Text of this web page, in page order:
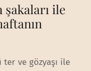
ile
ter ve gözyaşı ile